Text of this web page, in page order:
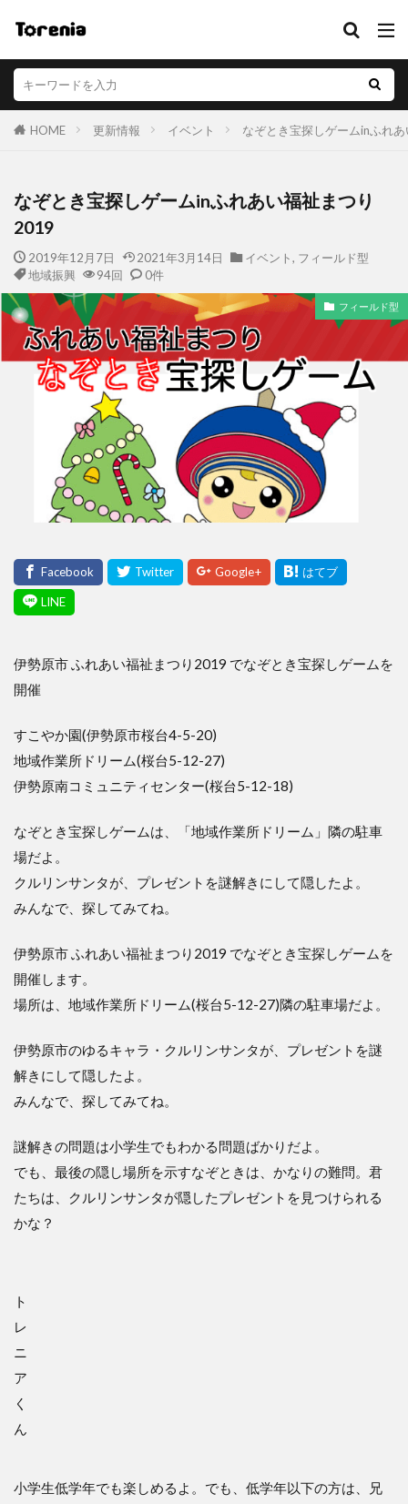
HOME 更新情報 イベント なぞとき宝探しゲームinふれ
なぞとき宝探しゲームinふれあい福祉まつり
2019
2019年12月7日 2021年3月14日 イベント, フィールド型
地域振興
94回 0件
フィールド型
伊勢原市 ふれあい福祉まつり2019 でなぞとき宝探しゲームを
開催
すこやか園(伊勢原市桜台4-5-20)
地域作業所ドリーム(桜台5-12-27)
伊勢原南コミュニティセンター(桜台5-12-18)
なぞとき宝探しゲームは、「地域作業所ドリーム」隣の駐車
場だよ。
クルリンサンタが、プレゼントを謎解きにして隠したよ。
みんなで、探してみてね。
伊勢原市 ふれあい福祉まつり2019 でなぞとき宝探しゲームを
開催します。
場所は、地域作業所ドリーム(桜台5-12-27)隣の駐車場だよ。
伊勢原市のゆるキャラ・クルリンサンタが、プレゼントを謎
解きにして隠したよ。
​みんなで、探してみてね。
謎解きの問題は小学生でもわかる問題ばかりだよ。
でも、最後の隠し場所を示すなぞときは、かなりの難問。君
たちは、クルリンサンタが隠したプレゼントを見つけられる
かな？
ト
レ
ニ
ア
く
ん
小学生低学年でも楽しめるよ。でも、低学年以下の方は、兄